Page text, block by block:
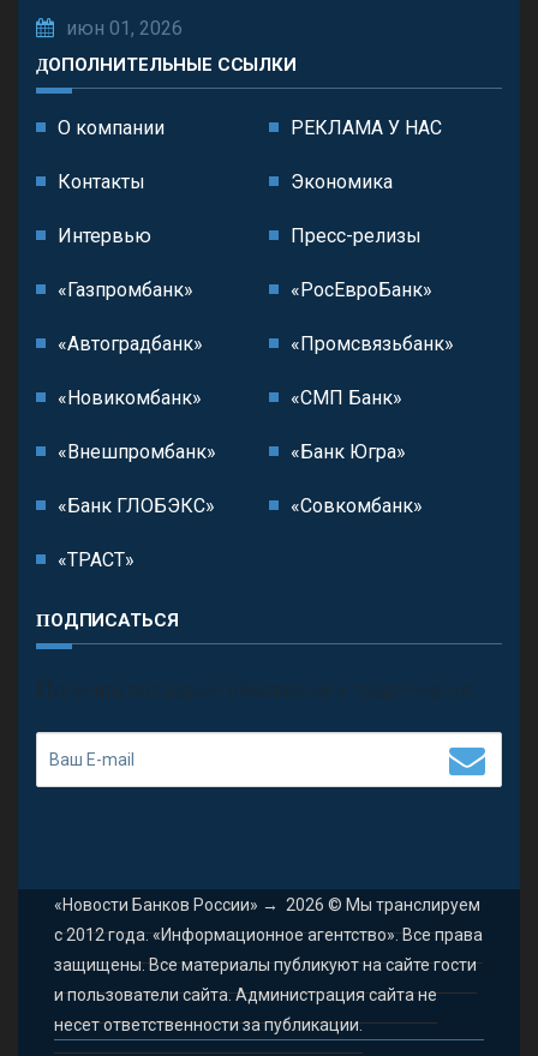
июн 01, 2026
ДОПОЛНИТЕЛЬНЫЕ ССЫЛКИ
О компании РЕКЛАМА У НАС
Контакты Экономика
Интервью Пресс-релизы
«Газпромбанк» «РосЕвроБанк»
«Автоградбанк» «Промсвязьбанк»
«Новикомбанк» «СМП Банк»
«Внешпромбанк» «Банк Югра»
«Банк ГЛОБЭКС» «Совкомбанк»
«ТРАСТ»
ПОДПИСАТЬСЯ
П олучить последние обновления и предложения.
«Новости Банков России» → 2026 © Мы транслируем
с 2012 года. «Информационное агентство». Все права
защищены. Все материалы публикуют на сайте гости
и пользователи сайта. Администрация сайта не
несет ответственности за публикации.